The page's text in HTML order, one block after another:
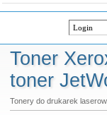
Toner
toner
Tonery do drukarek